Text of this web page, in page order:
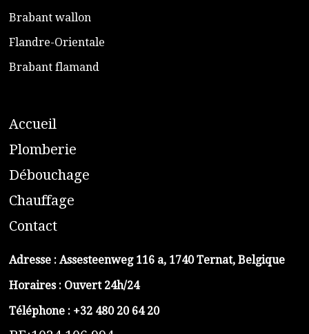
​Brabant wallon
​Flandre-Orientale
​Brabant flamand
Accueil
​Plomberie
Débouchage
Chauffage
Contact
Adresse : Assesteenweg 116 a, 1740 Ternat, Belgique
Horaires : Ouvert 24h/24
Téléphone : +32 480 20 64 20